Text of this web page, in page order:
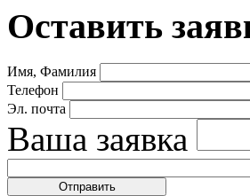
Оставить
Имя, Фамилия
Телефон
Эл. почта
Ваша заявка